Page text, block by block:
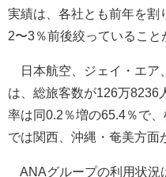
実績は、各社とも前年を割
2〜3％前後絞っていること
日本航空、ジェイ・エア
は、総旅客数が126万8236
率は同0.2％増の65.4％で
では関西、沖縄・奄美方面
ANAグループの利用状況